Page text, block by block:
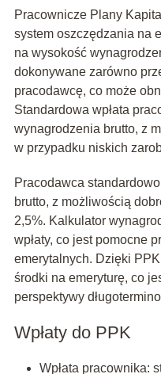
Pracownicze Plany
system oszczędzania na
na wysokość
dokonywane zarówno
pracodawcę, co może
Standardowa wpłata
wynagrodzenia brutto, z
w przypadku niskich
Pracodawca
brutto, z możliwością
2,5%. Kalkulator
wpłaty, co jest pomocne
emerytalnych. Dzięki
środki na emeryturę, co
perspektywy
Wpłaty do PPK
Wpłata pracownika: